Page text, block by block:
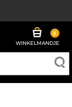
0
WINKELMANDJE